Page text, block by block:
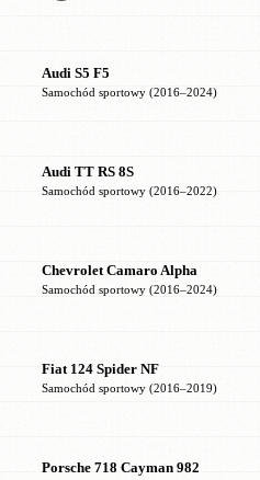
Audi S5 F5
Samochód sportowy (2016–2024)
Audi TT RS 8S
Samochód sportowy (2016–2022)
Chevrolet Camaro Alpha
Samochód sportowy (2016–2024)
Fiat 124 Spider NF
Samochód sportowy (2016–2019)
Porsche 718 Cayman 982